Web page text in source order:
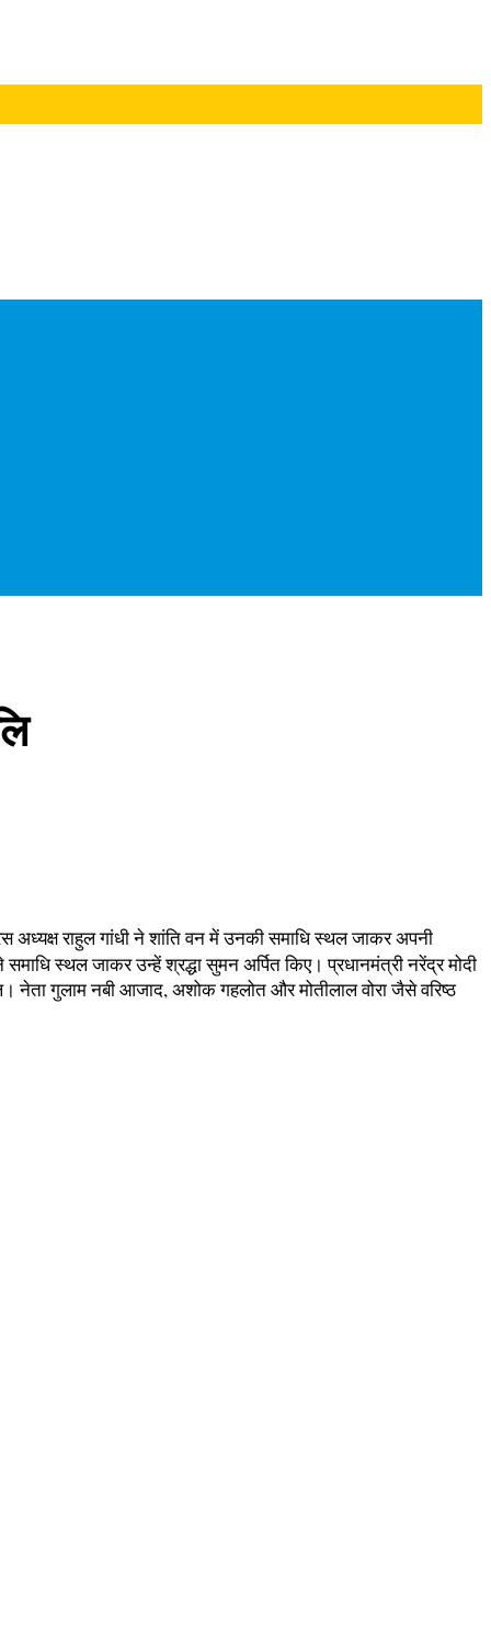
अध्यक्ष राहुल गांधी ने शांति वन में उनकी समाधि स्थल जाकर अपनी
स्थल जाकर उन्हें श्रद्धा सुमन अर्पित किए। प्रधानमंत्री नरेंद्र मोदी
नेता गुलाम नबी आजाद, अशोक गहलोत और मोतीलाल वोरा जैसे वरिष्ठ